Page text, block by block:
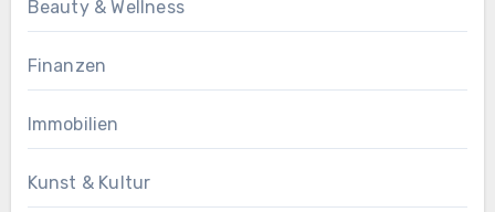
Beauty & Wellness
Finanzen
Immobilien
Kunst & Kultur